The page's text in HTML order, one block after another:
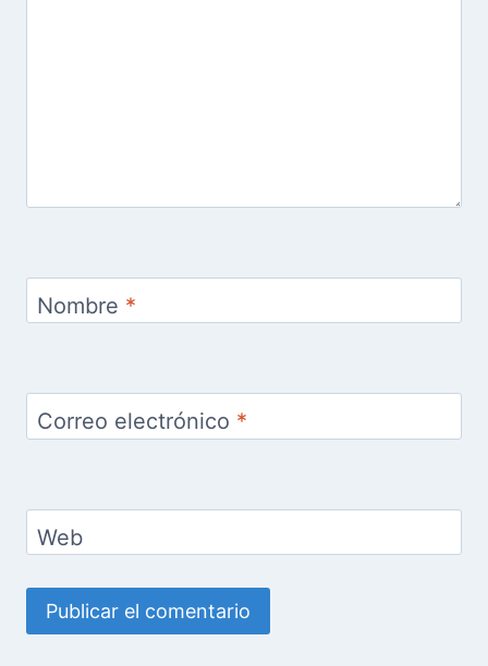
Nombre *
Correo electrónico *
Web